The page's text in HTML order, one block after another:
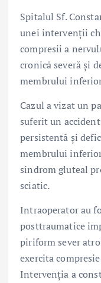
Spitalul Sf.
unei intervenții
compresii a
cronică severă și
membrului
Cazul a vizat un
suferit un
persistentă și
membrului
sindrom gluteal
sciatic.
Intraoperator au
posttraumatice
piriform sever
exercita
Intervenția a